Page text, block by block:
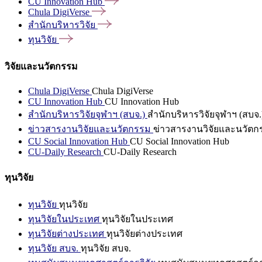
Chula DigiVerse
สำนักบริหารวิจัย
ทุนวิจัย
วิจัยและนวัตกรรม
Chula DigiVerse Chula DigiVerse
CU Innovation Hub CU Innovation Hub
สำนักบริหารวิจัยจุฬาฯ (สบจ.) สำนักบริหารวิจัยจุฬาฯ (สบจ
ข่าวสารงานวิจัยและนวัตกรรม ข่าวสารงานวิจัยและนวัตก
CU Social Innovation Hub CU Social Innovation Hub
CU-Daily Research CU-Daily Research
ทุนวิจัย
ทุนวิจัย ทุนวิจัย
ทุนวิจัยในประเทศ ทุนวิจัยในประเทศ
ทุนวิจัยต่างประเทศ ทุนวิจัยต่างประเทศ
ทุนวิจัย สบจ. ทุนวิจัย สบจ.